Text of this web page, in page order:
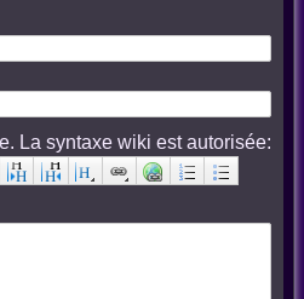
La syntaxe wiki est autorisée: